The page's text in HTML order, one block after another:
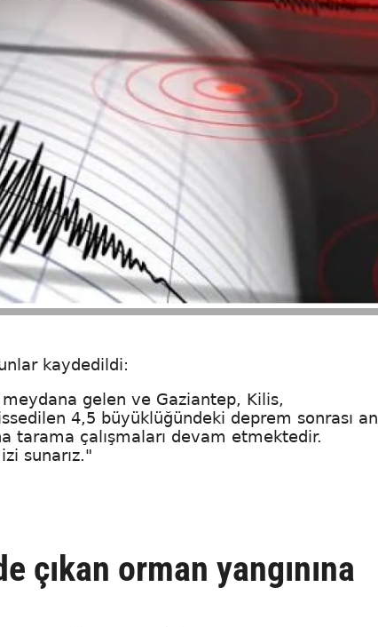
kaydedildi:
gelen ve Gaziantep, Kilis,
4,5 büyüklüğündeki deprem sonrası an
tarama çalışmaları devam etmektedir.
sunarız."
çıkan orman yangınına